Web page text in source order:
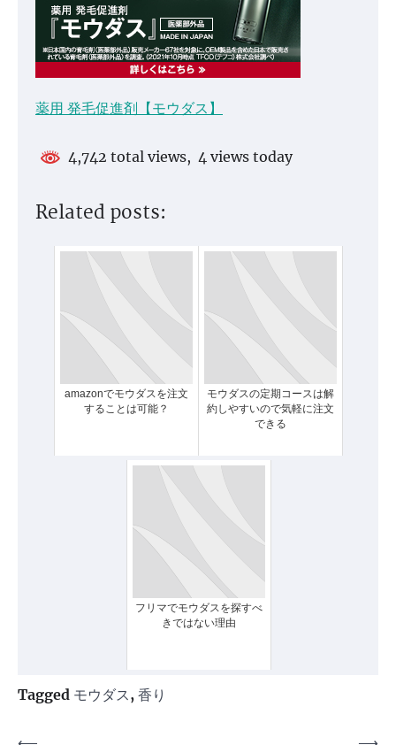
薬用 発毛促進剤【モウダス】
4,742 total views, 4 views today
Related posts:
amazonでモウダスを注文
することは可能？
モウダスの定期コースは解
約しやすいので気軽に注文
できる
フリマでモウダスを探すべ
きではない理由
Tagged モウダス, 香り